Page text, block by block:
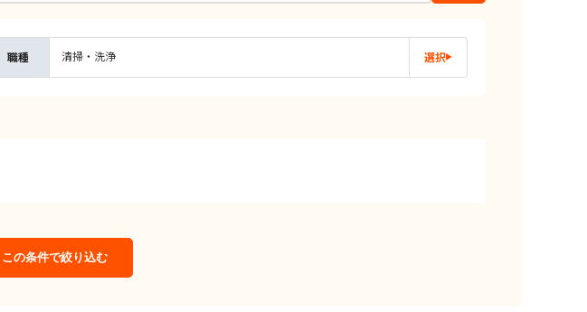
職種 清掃・洗浄 選択
この条件で絞り込む